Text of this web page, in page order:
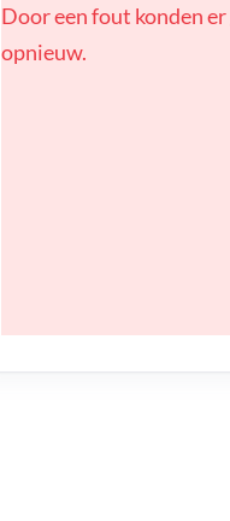
Door een fout konden
opnieuw.